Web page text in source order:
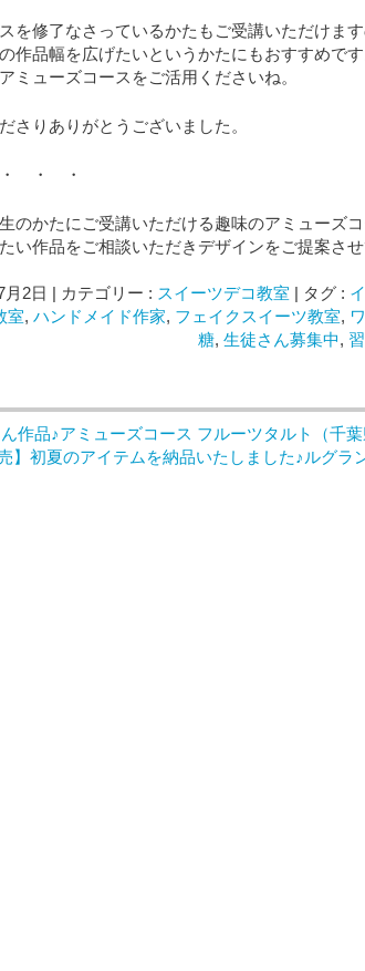
を修了なさっているかたもご受講いただけます
作品幅を広げたいというかたにもおすすめです
ミューズコースをご活用くださいね。
さりありがとうございました。
・ ・
のかたにご受講いただける趣味のアミューズコ
い作品をご相談いただきデザインをご提案させ
月2日 | カテゴリー : スイーツデコ教室 | タグ :
室, ハンドメイド作家, フェイクスイーツ教室,
糖, 生徒さん募集中,
作品♪アミューズコース フルーツタルト（千葉
売】初夏のアイテムを納品いたしました♪ルグラ